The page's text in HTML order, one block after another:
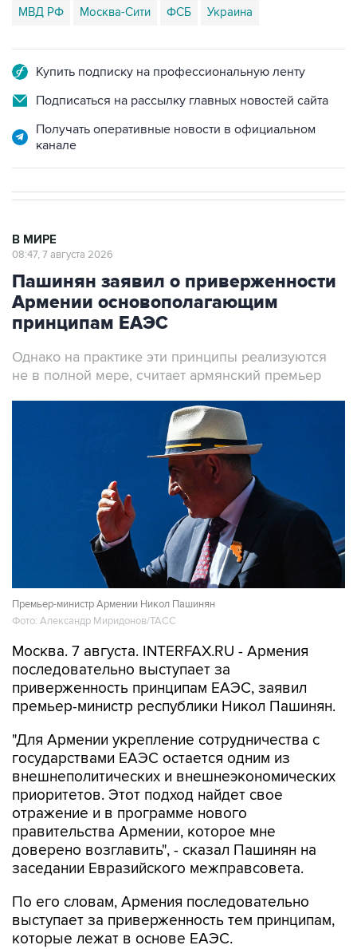
МВД РФ Москва-Сити ФСБ Украина
Купить подписку на профессиональную ленту
Подписаться на рассылку главных новостей сайта
Получать оперативные новости в официальном
канале
В МИРЕ
08:47, 7 августа 2026
Пашинян заявил о приверженности
Армении основополагающим
принципам ЕАЭС
Однако на практике эти принципы реализуются
не в полной мере, считает армянский премьер
Премьер-министр Армении Никол Пашинян
Фото: Александр Миридонов/ТАСС
Москва. 7 августа. INTERFAX.RU - Армения
последовательно выступает за
приверженность принципам ЕАЭС, заявил
премьер-министр республики Никол Пашинян.
"Для Армении укрепление сотрудничества с
государствами ЕАЭС остается одним из
внешнеполитических и внешнеэкономических
приоритетов. Этот подход найдет свое
отражение и в программе нового
правительства Армении, которое мне
доверено возглавить", - сказал Пашинян на
заседании Евразийского межправсовета.
По его словам, Армения последовательно
выступает за приверженность тем принципам,
которые лежат в основе ЕАЭС.